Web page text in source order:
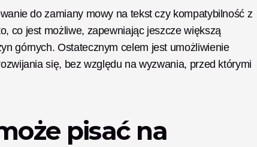
do zamiany mowy na tekst czy kompatybilność z
co jest możliwe, zapewniając jeszcze większą
górnych. Ostatecznym celem jest umożliwienie
się, bez względu na wyzwania, przed którymi
pisać na